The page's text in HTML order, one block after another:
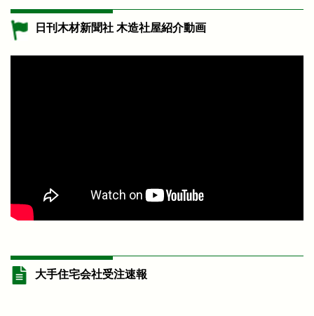
日刊木材新聞社 木造社屋紹介動画
大手住宅会社受注速報